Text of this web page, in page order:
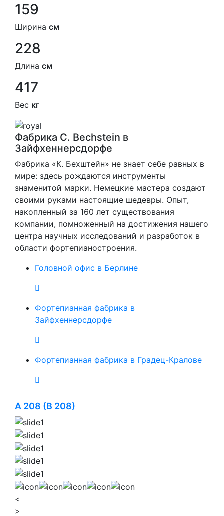
159
Ширина см
228
Длина см
417
Вес кг
Фабрика C. Bechstein в
Зайфхеннерсдорфе
Фабрика «К. Бехштейн» не знает себе равных в
мире: здесь рождаются инструменты
знаменитой марки. Немецкие мастера создают
своими руками настоящие шедевры. Опыт,
накопленный за 160 лет существования
компании, помноженный на достижения нашего
центра научных исследований и разработок в
области фортепианостроения.
Головной офис в Берлине
Фортепианная фабрика в
Зайфхеннерсдорфе
Фортепианная фабрика в Градец-Кралове
A 208 (B 208)
<
>